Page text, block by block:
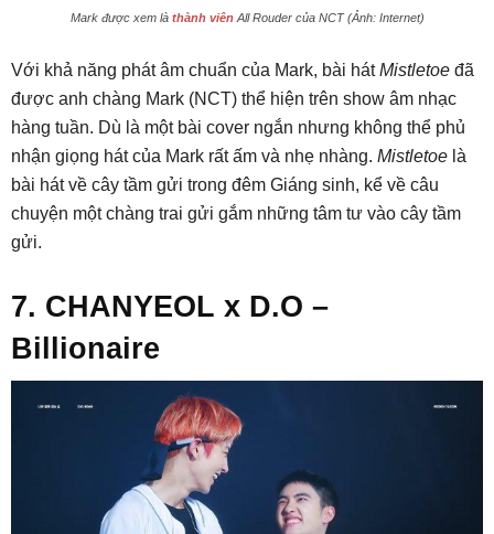
Mark được xem là thành viênAll Rouder của NCT (Ảnh: Internet)
Với khả năng phát âm chuẩn của Mark, bài hátMistletoe đã
được anh chàng Mark (NCT) thể hiện trên show âm nhạc
hàng tuần. Dù là một bài cover ngắn nhưng không thể phủ
nhận giọng hát của Mark rất ấm và nhẹ nhàng. Mistletoe là
bài hát về cây tầm gửi trong đêm Giáng sinh, kể về câu
chuyện một chàng trai gửi gắm những tâm tư vào cây tầm
gửi.
7. CHANYEOL x D.O –
Billionaire